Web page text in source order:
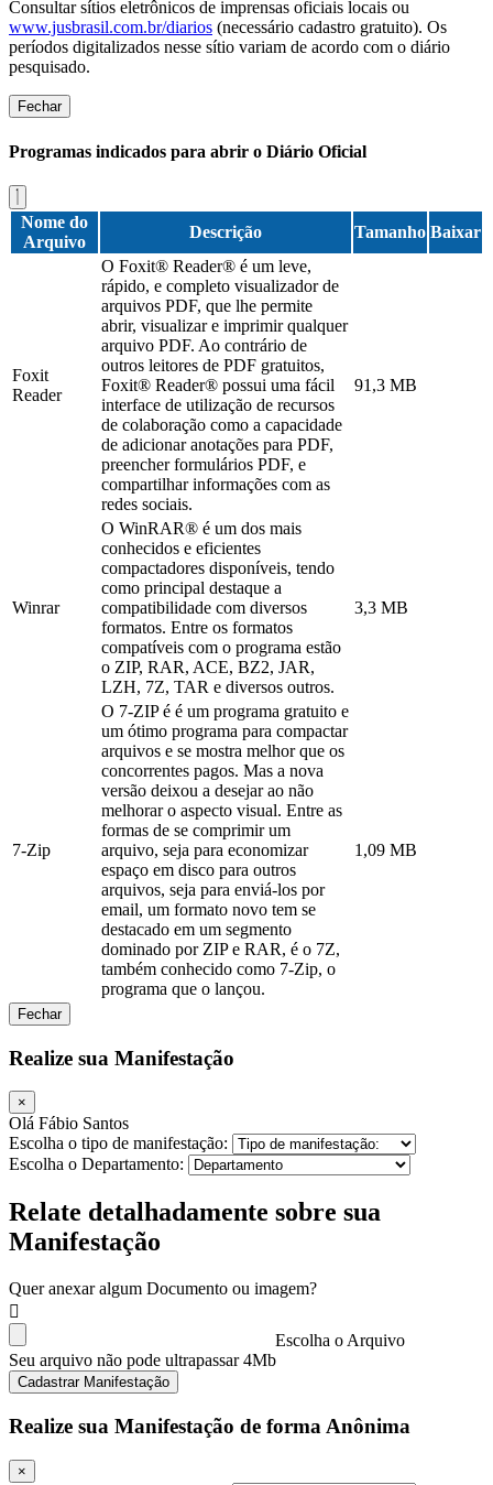
Consultar sítios eletrônicos de imprensas oficiais locais ou
www.jusbrasil.com.br/diarios (necessário cadastro gratuito). Os
períodos digitalizados nesse sítio variam de acordo com o diário
pesquisado.
Fechar
Programas indicados para abrir o Diário Oficial
Nome do
Arquivo
Descrição Tamanho Baixar
Foxit
Reader
O Foxit® Reader® é um leve,
rápido, e completo visualizador de
arquivos PDF, que lhe permite
abrir, visualizar e imprimir qualquer
arquivo PDF. Ao contrário de
outros leitores de PDF gratuitos,
Foxit® Reader® possui uma fácil
interface de utilização de recursos
de colaboração como a capacidade
de adicionar anotações para PDF,
preencher formulários PDF, e
compartilhar informações com as
redes sociais.
91,3 MB
Winrar
O WinRAR® é um dos mais
conhecidos e eficientes
compactadores disponíveis, tendo
como principal destaque a
compatibilidade com diversos
formatos. Entre os formatos
compatíveis com o programa estão
o ZIP, RAR, ACE, BZ2, JAR,
LZH, 7Z, TAR e diversos outros.
3,3 MB
7-Zip
O 7-ZIP é é um programa gratuito e
um ótimo programa para compactar
arquivos e se mostra melhor que os
concorrentes pagos. Mas a nova
versão deixou a desejar ao não
melhorar o aspecto visual. Entre as
formas de se comprimir um
arquivo, seja para economizar
espaço em disco para outros
arquivos, seja para enviá-los por
email, um formato novo tem se
destacado em um segmento
dominado por ZIP e RAR, é o 7Z,
também conhecido como 7-Zip, o
programa que o lançou.
1,09 MB
Fechar
Realize sua Manifestação
×
Olá Fábio Santos
Escolha o tipo de manifestação:
Escolha o Departamento:
Relate detalhadamente sobre sua
Manifestação
Quer anexar algum Documento ou imagem?
Escolha o Arquivo
Seu arquivo não pode ultrapassar 4Mb
Cadastrar Manifestação
Realize sua Manifestação de forma Anônima
×